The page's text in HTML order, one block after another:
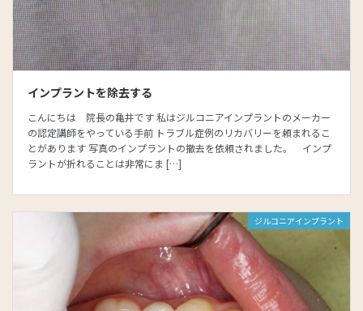
インプラントを除去する
こんにちは 院長の亀井です 私はジルコニアインプラントのメーカー
の認定講師をやっている手前 トラブル症例のリカバリーを頼まれるこ
とがあります 写真のインプラントの撤去を依頼されました。 インプ
ラントが折れることは非常にま […]
ジルコニアインプラント